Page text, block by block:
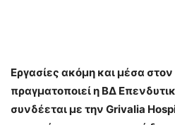
Εργασίες ακόμη και μέσα
πραγματοποιεί η BΔ
συνδέεται με την Grivalia